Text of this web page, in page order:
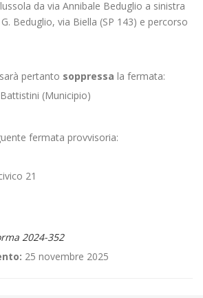
da via Annibale Beduglio a sinistra
Beduglio, via Biella (SP 143) e percorso
pertanto soppressa la fermata:
(Municipio)
fermata provvisoria:
21
2024-352
25 novembre 2025